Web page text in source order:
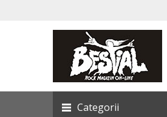
Categorii